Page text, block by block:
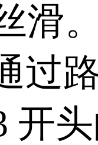
滑
过
开